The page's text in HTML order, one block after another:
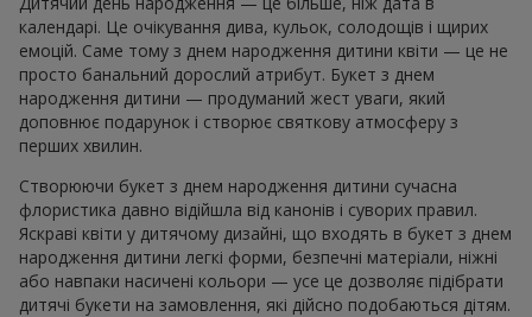
календарі. Це очікування дива, кульок, солодощів і щирих
емоцій. Саме тому з днем народження дитини квіти — це не
просто банальний дорослий атрибут. Букет з днем
народження дитини — продуманий жест уваги, який
доповнює подарунок і створює святкову атмосферу з
перших хвилин.
Створюючи букет з днем народження дитини сучасна
флористика давно відійшла від канонів і суворих правил.
Яскраві квіти у дитячому дизайні, що входять в букет з днем
народження дитини легкі форми, безпечні матеріали, ніжні
або навпаки насичені кольори — усе це дозволяє підібрати
дитячі букети на замовлення, які дійсно подобаються дітям.